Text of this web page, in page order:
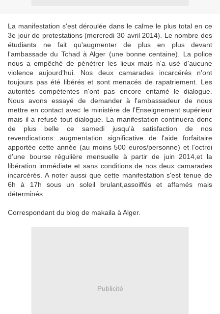
La manifestation s'est déroulée dans le calme le plus total en ce
3e jour de protestations (mercredi 30 avril 2014). Le nombre des
étudiants ne fait qu'augmenter de plus en plus devant
l'ambassade du Tchad à Alger (une bonne centaine). La police
nous a empêché de pénétrer les lieux mais n'a usé d'aucune
violence aujourd'hui. Nos deux camarades incarcérés n'ont
toujours pas été libérés et sont menacés de rapatriement. Les
autorités compétentes n'ont pas encore entamé le dialogue.
Nous avons essayé de demander à l'ambassadeur de nous
mettre en contact avec le ministère de l'Enseignement supérieur
mais il a refusé tout dialogue. La manifestation continuera donc
de plus belle ce samedi jusqu'à satisfaction de nos
revendications: augmentation significative de l'aide forfaitaire
apportée cette année (au moins 500 euros/personne) et l'octroi
d'une bourse régulière mensuelle à partir de juin 2014,et la
libération immédiate et sans conditions de nos deux camarades
incarcérés. A noter aussi que cette manifestation s'est tenue de
6h à 17h sous un soleil brulant,assoiffés et affamés mais
déterminés.
Correspondant du blog de makaila à Alger.
Publicité